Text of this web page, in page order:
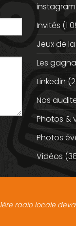
instagram
Invités (1
Jeux de
Les
Linkedin
Nos
Photos &
Photos
Vidéos
1ère radio locale